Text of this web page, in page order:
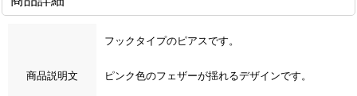
商品説明文
フックタイプのピアスです。
ピンク色のフェザーが揺れるデザインです。